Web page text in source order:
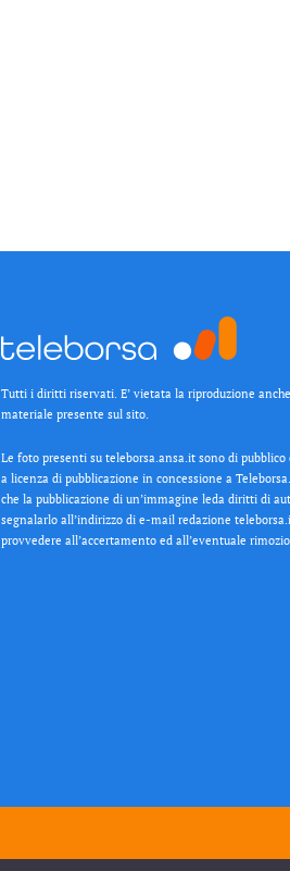
Tutti i diritti riservati. E’ vietata la riproduzione
materiale presente sul sito.
Le foto presenti su teleborsa.ansa.it sono di
a licenza di pubblicazione in concessione a
che la pubblicazione di un’immagine leda diritti di
segnalarlo all’indirizzo di e-mail redazione
provvedere all’accertamento ed all’eventuale